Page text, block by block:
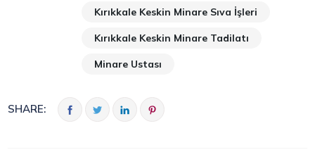
Kırıkkale Keskin Minare Sıva İşleri
Kırıkkale Keskin Minare Tadilatı
Minare Ustası
SHARE: